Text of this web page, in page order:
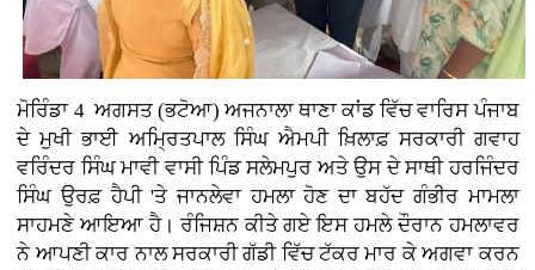
ਮੋਰਿੰਡਾ 4 ਅਗਸਤ (ਭਟੋਆ)ਅਜਨਾਲਾ ਥਾਣਾ ਕਾਂਡ ਵਿੱਚ ਵਾਰਿਸ ਪੰਜਾਬ
ਦੇ ਮੁਖੀ ਭਾਈ ਅਮ੍ਰਿਤਪਾਲ ਸਿੰਘ ਐਮਪੀ ਖ਼ਿਲਾਫ਼ ਸਰਕਾਰੀ ਗਵਾਹ
ਵਰਿੰਦਰ ਸਿੰਘ ਮਾਵੀ ਵਾਸੀ ਪਿੰਡ ਸਲੇਮਪੁਰ ਅਤੇ ਉਸ ਦੇ ਸਾਥੀ ਹਰਜਿੰਦਰ
ਸਿੰਘ ਉਰਫ਼ ਹੈਪੀ 'ਤੇ ਜਾਨਲੇਵਾ ਹਮਲਾ ਹੋਣ ਦਾ ਬਹੱਦ ਗੰਭੀਰ ਮਾਮਲਾ
ਸਾਹਮਣੇ ਆਇਆ ਹੈ। ਰੰਜਿਸ਼ਨ ਕੀਤੇ ਗਏ ਇਸ ਹਮਲੇ ਦੌਰਾਨ ਹਮਲਾਵਰ
ਨੇ ਆਪਣੀ ਕਾਰ ਨਾਲ ਸਰਕਾਰੀ ਗੱਡੀ ਵਿੱਚ ਟੱਕਰ ਮਾਰ ਕੇ ਅਗਵਾ ਕਰਨ